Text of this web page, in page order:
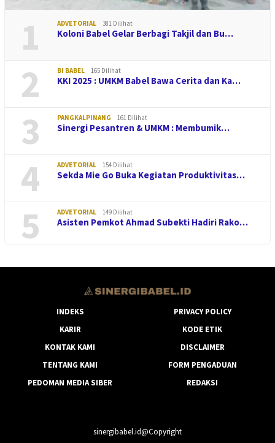
1 ADVETORIAL 381 Dilihat
Koloni Babel Gelar Berbagi Takjil dan Bu…
2 BI BABEL 165 Dilihat
KKI 2025 : UMKM Babel Bawa Cerita dan Ka…
3 PANGKALPINANG 161 Dilihat
Sinergi Pesantren & UMKM : Membumik…
4 ADVETORIAL 154 Dilihat
Sekda Mie Go Buka Kegiatan Produktivitas…
5 ADVETORIAL 149 Dilihat
Asisten Pemkot Ahmad Subekti Hadiri Rako…
INDEKS
PRIVACY POLICY
KARIR
KODE ETIK
KONTAK KAMI
DISCLAIMER
TENTANG KAMI
FORM PENGADUAN
PEDOMAN MEDIA SIBER
REDAKSI
sinergibabel.id@Copyright